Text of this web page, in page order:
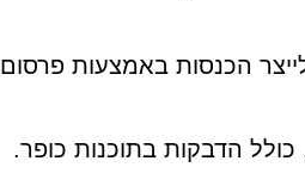
הכנסות באמצעות פרסום
כולל הדבקות בתוכנות כופר.